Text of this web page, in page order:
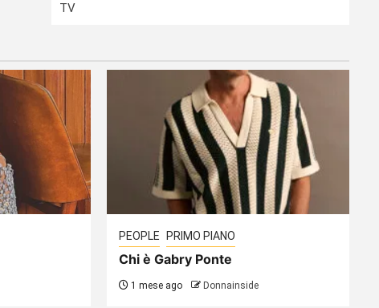
TV
PEOPLE PRIMO PIANO
Chi è Gabry Ponte
1 mese ago Donnainside